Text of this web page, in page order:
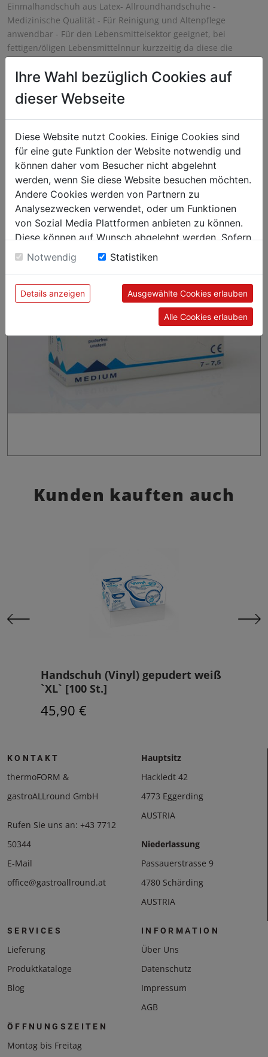
Einmalhandschuh aus Latex- Allroundhandschuhe -
Medizinische Qualität - Für Reinigung und Altenpflege
anwendbar - Für den Lebensmittelsektor geeignet, bei
fettigen/öligen Lebensmittelnnur kurzzeitig da diese die
Polymerbeschichtet - Mit Gripstruktur für bessere Haftung auf
nassen Oberflächen - Latexproteingehalt unter 30
Mikrogramm, gemessen nach Lowry-Methode - Frei von
Thiuramen und Mercaptoverbindungen - Weitere
Einsatzbereiche: Cateringservice, Sicherheitsdienste,
Nagelstudios, Tattoostudios, Frisöre - Besonderheiten: sehr
seidiges und angenehmes Tragegefühl, sehr stabil Achtung:
Produkt enthält Naturlatex - dies kann Allergien bis hin zu
anaphylaktischen Reaktionen auslösen
Kunden kauften auch
Handschuh (Vinyl) gepudert weiß
`XL` [100 St.]
45,90 €
KONTAKT
thermoFORM &
gastroALLround GmbH
Rufen Sie uns an: +43 7712
50344
E-Mail
office@gastroallround.at
Hauptsitz
Hackledt 42
4773 Eggerding
AUSTRIA
Niederlassung
Passauerstrasse 9
4780 Schärding
AUSTRIA
SERVICES
Lieferung
Produktkataloge
Blog
INFORMATION
Über Uns
Datenschutz
Impressum
AGB
ÖFFNUNGSZEITEN
Montag bis Freitag
Ihre Wahl bezüglich Cookies auf
dieser Webseite
Diese Website nutzt Cookies. Einige Cookies sind
für eine gute Funktion der Website notwendig und
können daher vom Besucher nicht abgelehnt
werden, wenn Sie diese Website besuchen möchten.
Andere Cookies werden von Partnern zu
Analysezwecken verwendet, oder um Funktionen
von Sozial Media Plattformen anbieten zu können.
Diese können auf Wunsch abgelehnt werden. Sofern
sie unsere Webseite weiter nutzen, geben Sie
Einwilligung zu unseren Cookies.
Notwendig Statistiken
Details anzeigen Ausgewählte Cookies erlauben
Alle Cookies erlauben